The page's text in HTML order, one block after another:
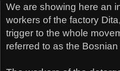
We are showing here an
workers of the factory
trigger to the whole
referred to as the